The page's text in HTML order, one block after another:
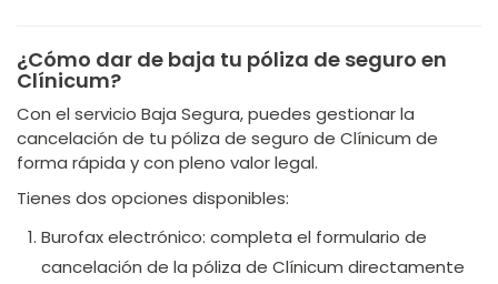
¿Cómo dar de baja tu póliza de seguro en
Clínicum?
Con el servicio Baja Segura, puedes gestionar la
cancelación de tu póliza de seguro de Clínicum de
forma rápida y con pleno valor legal.
Tienes dos opciones disponibles:
Burofax electrónico: completa el formulario de
cancelación de la póliza de Clínicum directamente